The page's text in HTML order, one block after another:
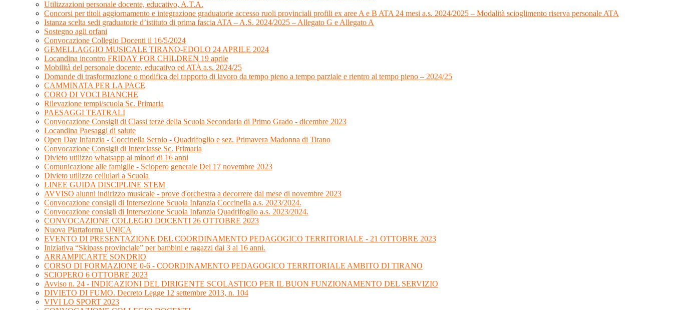
Utilizzazioni personale docente, educativo, A.T.A.
Concorsi per titoli aggiornamento e integrazione graduatorie accesso ruoli provinciali profili ex aree A e B ATA 24 mesi a.s. 2024/2025 – Modalità scioglimento riserva personale ATA
Istanza scelta sedi graduatorie d’istituto di prima fascia ATA – A.S. 2024/2025 – Allegato G e Allegato A
Sostegno agli orfani
Convocazione Collegio Docenti il 16/5/2024
GEMELLAGGIO MUSICALE TIRANO-EDOLO 24 APRILE 2024
Locandina incontro FRIDAY FOR CHILDREN 19 aprile
Mobilità del personale docente, educativo ed ATA a.s. 2024/25
Domande di trasformazione o modifica del rapporto di lavoro da tempo pieno a tempo parziale e rientro al tempo pieno – 2024/25
CAMMINATA PER LA PACE
CORO DI VOCI BIANCHE
Rilevazione tempi/scuola Sc. Primaria
PAESAGGI TEATRALI
Convocazione Consigli di Classi terze della Scuola Secondaria di Primo Grado - dicembre 2023
Locandina Paesaggi di salute
Open Day Infanzia - Coccinella Sernio - Quadrifoglio e sez. Primavera Madonna di Tirano
Convocazione Consigli di Interclasse Sc. Primaria
Divieto utilizzo whatsapp ai minori di 16 anni
Comunicazione alle famiglie - Sciopero generale Del 17 novembre 2023
Divieto utilizzo cellulari a Scuola
LINEE GUIDA DISCIPLINE STEM
AVVISO alunni indirizzo musicale - prove d'orchestra a decorrere dal mese di novembre 2023
Convocazione consigli di Intersezione Scuola Infanzia Coccinella a.s. 2023/2024.
Convocazione consigli di Intersezione Scuola Infanzia Quadrifoglio a.s. 2023/2024.
CONVOCAZIONE COLLEGIO DOCENTI 26 OTTOBRE 2023
Nuova Piattaforma UNICA
EVENTO DI PRESENTAZIONE DEL COORDINAMENTO PEDAGOGICO TERRITORIALE - 21 OTTOBRE 2023
Iniziativa “Skipass provinciale” per bambini e ragazzi dai 3 ai 16 anni.
ARRAMPICARTE SONDRIO
CORSO DI FORMAZIONE 0-6 - COORDINAMENTO PEDAGOGICO TERRITORIALE AMBITO DI TIRANO
SCIOPERO 6 OTTOBRE 2023
Avviso n. 24 - INDICAZIONI DEL DIRIGENTE SCOLASTICO PER IL BUON FUNZIONAMENTO DEL SERVIZIO
DIVIETO DI FUMO. Decreto Legge 12 settembre 2013, n. 104
VIVI LO SPORT 2023